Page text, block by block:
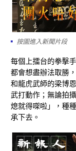
按圖進入新聞片段
每個上擂台的拳擊
都會想盡辦法取勝
和龍虎武師的梁博
武打動作；無論拍
熄就得㗎啦」，種
承下去。